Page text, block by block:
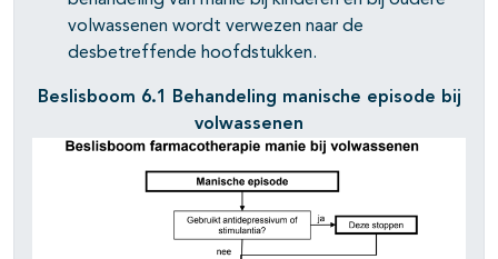
volwassenen wordt verwezen naar de
desbetreffende hoofdstukken.
Beslisboom 6.1 Behandeling manische episode bij
volwassenen